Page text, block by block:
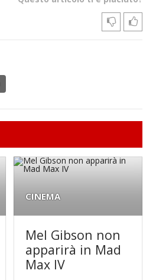
CINEMA
Mel Gibson non
apparirà in Mad
Max IV